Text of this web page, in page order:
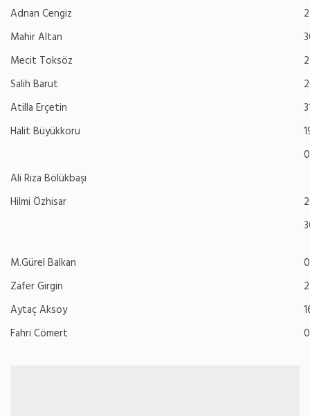
Adnan Cengiz
Mahir Altan
Mecit Toksöz
Salih Barut
Atilla Erçetin
Halit Büyükkoru
Ali Rıza Bölükbaşı
Hilmi Özhisar
M.Gürel Balkan
Zafer Girgin
Aytaç Aksoy
Fahri Cömert